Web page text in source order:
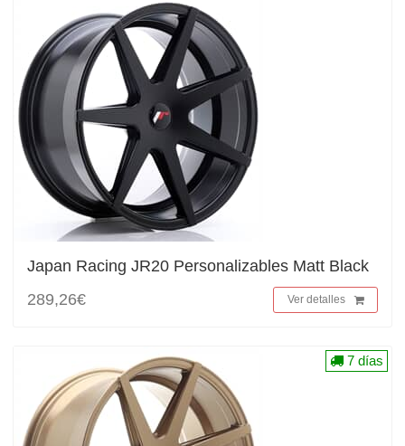
Japan Racing JR20 Personalizables Matt Black
289,26€
Ver detalles
7 días